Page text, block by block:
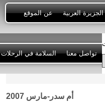
عن الموقع العربية
السلامة في الرحلات تواصل معنا
أم سدر-مارس 2007